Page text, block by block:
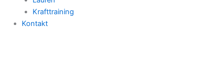
Krafttraining
Kontakt